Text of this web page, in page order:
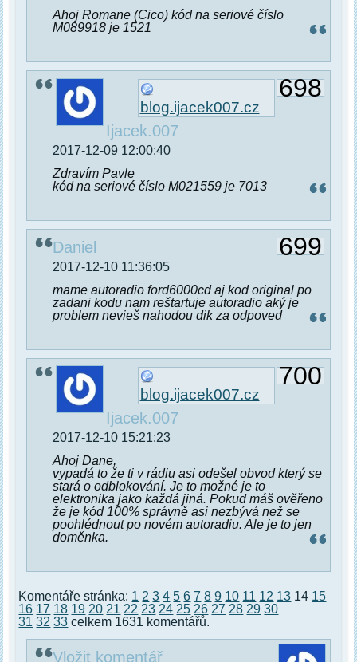
Ahoj Romane (Cico) kód na seriové číslo
M089918 je 1521
698
blog.ijacek007.cz
Ijacek.007
2017-12-09 12:00:40
Zdravím Pavle
kód na seriové číslo M021559 je 7013
699
Daniel
2017-12-10 11:36:05
mame autoradio ford6000cd aj kod original po
zadani kodu nam reštartuje autoradio aký je
problem nevieš nahodou dik za odpoved
700
blog.ijacek007.cz
Ijacek.007
2017-12-10 15:21:23
Ahoj Dane,
vypadá to že ti v rádiu asi odešel obvod který se
stará o odblokování. Je to možné je to
elektronika jako každá jiná. Pokud máš ověřeno
že je kód 100% správně asi nezbývá než se
poohlédnout po novém autoradiu. Ale je to jen
doměnka.
Komentáře stránka: 1 2 3 4 5 6 7 8 9 10 11 12 13 14 15
16 17 18 19 20 21 22 23 24 25 26 27 28 29 30
31 32 33 celkem 1631 komentářů.
Vložit komentář